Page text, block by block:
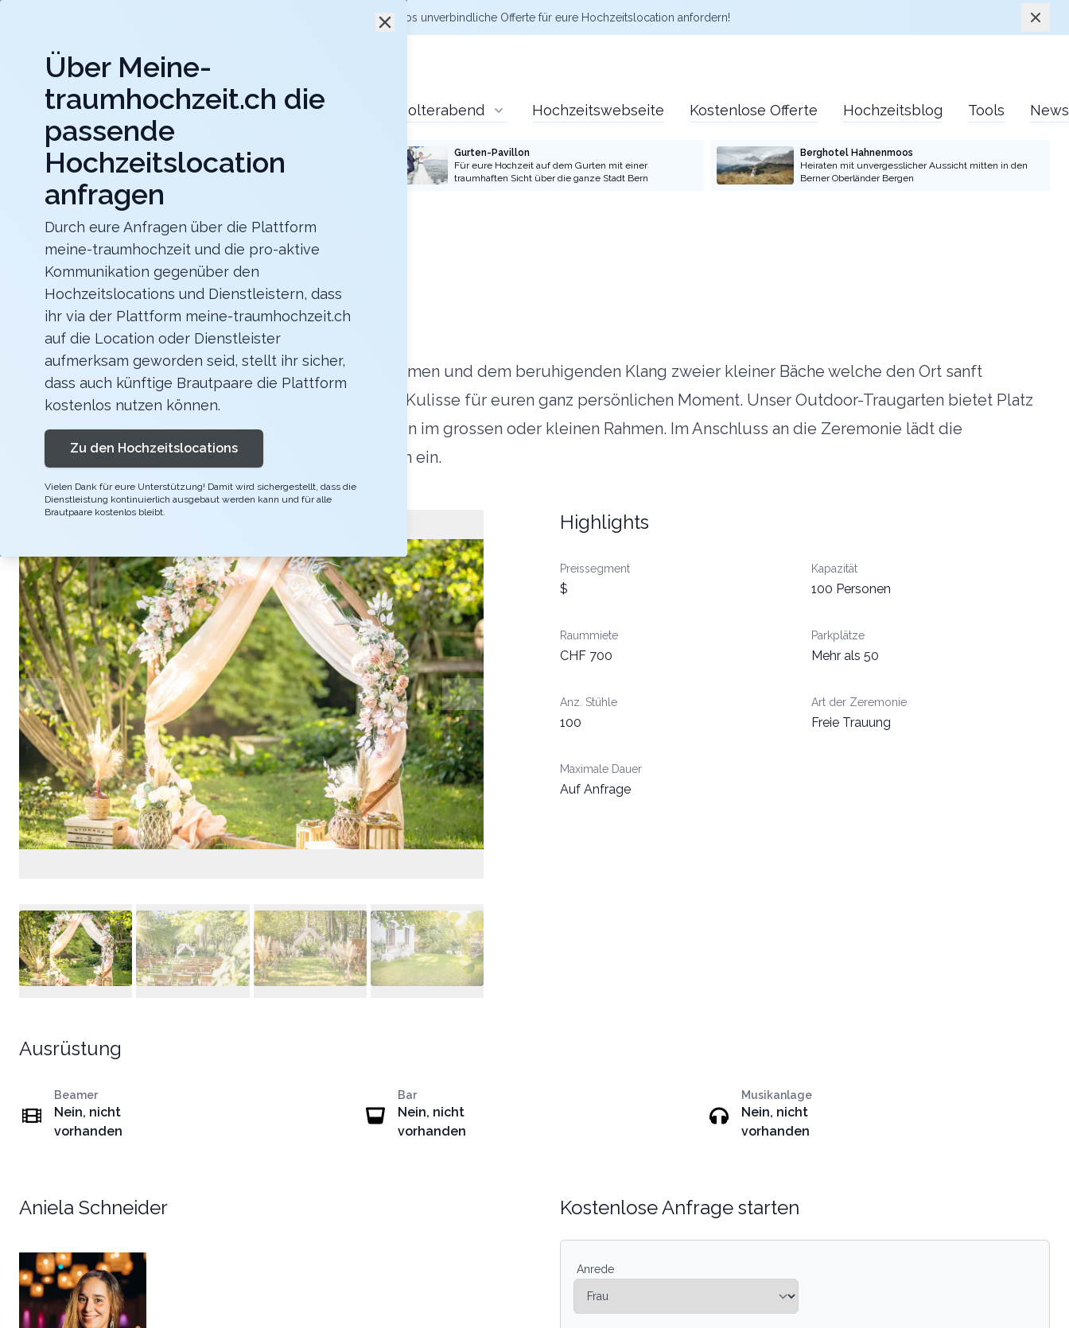
Jetzt kostenlos unverbindliche Offertefür eure Hochzeitslocation anfordern!
meine-traumhochzeit.ch
Hochzeitslocations Hochzeitsdienstleister Polterabend Hochzeitswebseite Kostenlose Offerte Hochzeitsblog Tools News
ART DECO HOTEL MONTANA
Für eure Hochzeit mit einmaligem Blick auf den
Gurten-Pavillon
Für eure Hochzeit auf dem Gurten mit einer
traumhaften Sicht über die ganze Stadt Bern
Berghotel Hahnenmoos
Heiraten mit unvergesslicher Aussicht mitten in den
Berner Oberländer Bergen
Zurück zur Suche
Traugarten Elysia
4.6
Zeremonie
ZH
WetzikonMerkliste Link teilen
Eingebettet in der schönen Natur, umgeben von Bäumen und dem beruhigenden Klang zweier kleiner Bäche welche den Ort sanft
umschliessen, bietet unser Traugarten die perfekte Kulisse für euren ganz persönlichen Moment. Unser Outdoor-Traugarten bietet Platz
für bis zu 100 Gäste und ist somit ideal für Trauungen im grossen oder kleinen Rahmen. Im Anschluss an die Zeremonie lädt die
Umgebung auch u einem stilvollen Apéro im Grünen ein.
Highlights
Preissegment
$
Kapazität
100 Personen
Raummiete
CHF 700
Parkplätze
Mehr als 50
Anz. Stühle
100
Art der Zeremonie
Freie Trauung
Maximale Dauer
Auf Anfrage
Ausrüstung
Beamer
Nein, nicht
vorhanden
Bar
Nein, nicht
vorhanden
Musikanlage
Nein, nicht
vorhanden
Aniela Schneider Kostenlose Anfrage starten
Anrede
Über Meine-
traumhochzeit.ch die
passende
Hochzeitslocation
anfragen
Durch eure Anfragen über die Plattform
meine-traumhochzeit und die pro-aktive
Kommunikation gegenüber den
Hochzeitslocations und Dienstleistern, dass
ihr via der Plattform meine-traumhochzeit.ch
auf die Location oder Dienstleister
aufmerksam geworden seid, stellt ihr sicher,
dass auch künftige Brautpaare die Plattform
kostenlos nutzen können.
Zu den Hochzeitslocations
Vielen Dank für eure Unterstützung! Damit wird sichergestellt, dass die
Dienstleistung kontinuierlich ausgebaut werden kann und für alle
Brautpaare kostenlos bleibt.